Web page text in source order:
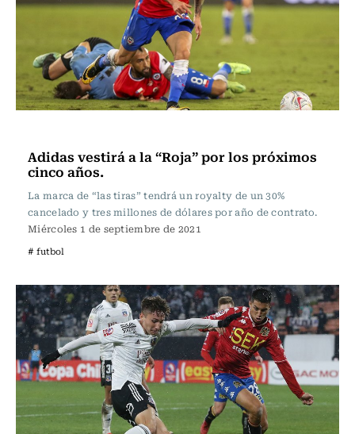
Adidas vestirá a la “Roja” por los próximos
cinco años.
La marca de “las tiras” tendrá un royalty de un 30%
cancelado y tres millones de dólares por año de contrato.
Miércoles 1 de septiembre de 2021
# futbol